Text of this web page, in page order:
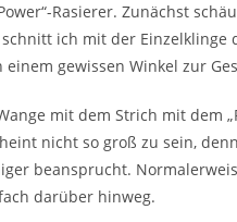
Rasierer. Zunächst
ich mit der Einzelklinge
gewissen Winkel zur
mit dem Strich mit dem
nicht so groß zu sein,
beansprucht.
darüber hinweg.